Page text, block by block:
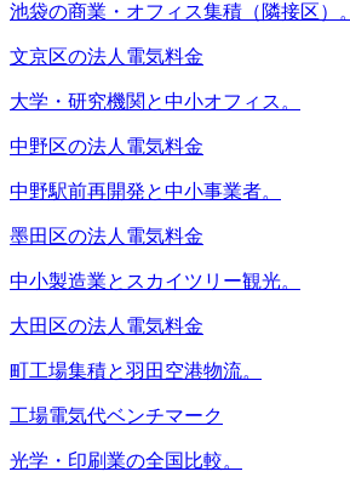
池袋の商業・オフィス集積（隣接区）。
文京区の法人電気料金
大学・研究機関と中小オフィス。
中野区の法人電気料金
中野駅前再開発と中小事業者。
墨田区の法人電気料金
中小製造業とスカイツリー観光。
大田区の法人電気料金
町工場集積と羽田空港物流。
工場電気代ベンチマーク
光学・印刷業の全国比較。